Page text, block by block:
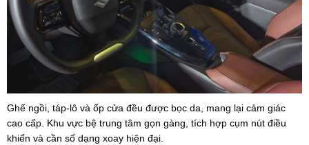
Ghế ngồi, táp-lô và ốp cửa đều được bọc da, mang lại cảm giác
cao cấp. Khu vực bệ trung tâm gọn gàng, tích hợp cụm nút điều
khiển và cần số dạng xoay hiện đại.